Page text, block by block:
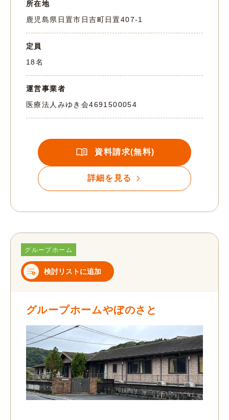
所在地
鹿児島県日置市日吉町日置407-1
定員
18名
運営事業者
医療法人みゆき会4691500054
資料請求(無料)
詳細を見る
グループホーム
検討リストに追加
グループホームやぼのさと